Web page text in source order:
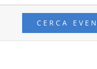
CERCA